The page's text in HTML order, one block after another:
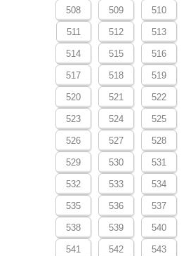
508 509 510
511 512 513
514 515 516
517 518 519
520 521 522
523 524 525
526 527 528
529 530 531
532 533 534
535 536 537
538 539 540
541 542 543